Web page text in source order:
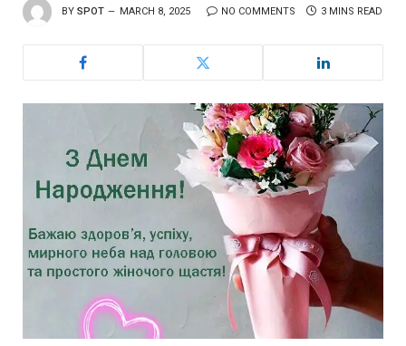
BY SPOT MARCH 8, 2025 NO COMMENTS 3 MINS READ